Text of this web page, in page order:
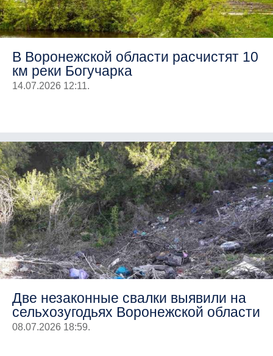
В Воронежской области расчистят 10
км реки Богучарка
14.07.2026 12:11.
Две незаконные свалки выявили на
сельхозугодьях Воронежской области
08.07.2026 18:59.